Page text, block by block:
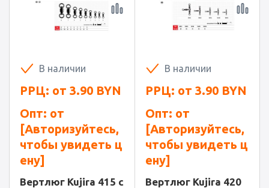
В наличии
РРЦ: от 3.90 BYN
Опт: от
[Авторизуйтесь,
чтобы увидеть ц
ену]
Вертлюг Kujira 415 с
В наличии
РРЦ: от 3.90 BYN
Опт: от
[Авторизуйтесь,
чтобы увидеть ц
ену]
Вертлюг Kujira 420